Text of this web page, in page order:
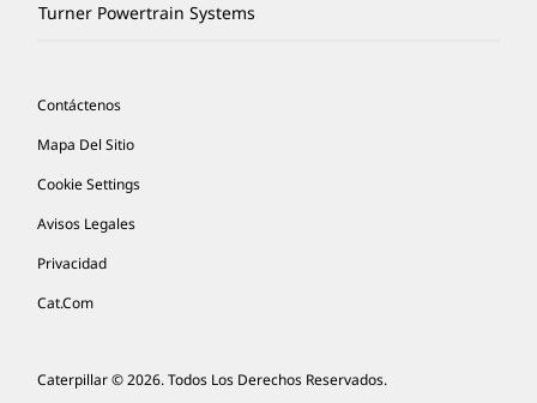
Turner Powertrain Systems
Contáctenos
Mapa Del Sitio
Cookie Settings
Avisos Legales
Privacidad
Cat.com
Caterpillar © 2026. Todos Los Derechos Reservados.